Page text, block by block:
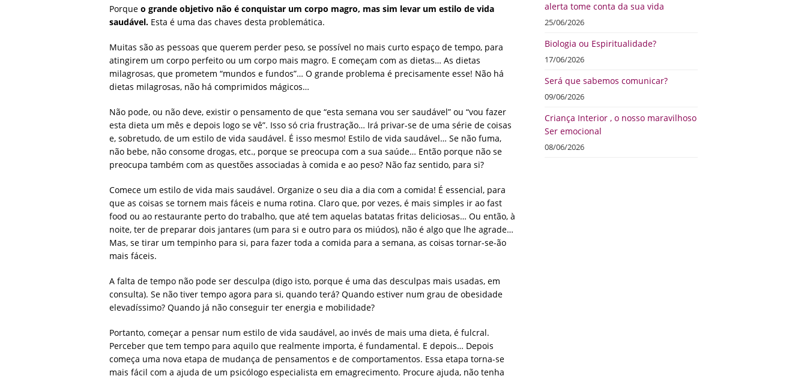
alerta tome conta da sua vida
25/06/2026
Biologia ou Espiritualidade?
17/06/2026
Será que sabemos comunicar?
09/06/2026
Criança Interior , o nosso maravilhoso
Ser emocional
08/06/2026
Porque o grande objetivo não é conquistar um corpo magro, mas sim levar um estilo de vida
saudável. Esta é uma das chaves desta problemática.
Muitas são as pessoas que querem perder peso, se possível no mais curto espaço de tempo, para
atingirem um corpo perfeito ou um corpo mais magro. E começam com as dietas… As dietas
milagrosas, que prometem “mundos e fundos”… O grande problema é precisamente esse! Não há
dietas milagrosas, não há comprimidos mágicos…
Não pode, ou não deve, existir o pensamento de que “esta semana vou ser saudável” ou “vou fazer
esta dieta um mês e depois logo se vê”. Isso só cria frustração… Irá privar-se de uma série de coisas
e, sobretudo, de um estilo de vida saudável. É isso mesmo! Estilo de vida saudável… Se não fuma,
não bebe, não consome drogas, etc., porque se preocupa com a sua saúde… Então porque não se
preocupa também com as questões associadas à comida e ao peso? Não faz sentido, para si?
Comece um estilo de vida mais saudável. Organize o seu dia a dia com a comida! É essencial, para
que as coisas se tornem mais fáceis e numa rotina. Claro que, por vezes, é mais simples ir ao fast
food ou ao restaurante perto do trabalho, que até tem aquelas batatas fritas deliciosas… Ou então, à
noite, ter de preparar dois jantares (um para si e outro para os miúdos), não é algo que lhe agrade…
Mas, se tirar um tempinho para si, para fazer toda a comida para a semana, as coisas tornar-se-ão
mais fáceis.
A falta de tempo não pode ser desculpa (digo isto, porque é uma das desculpas mais usadas, em
consulta). Se não tiver tempo agora para si, quando terá? Quando estiver num grau de obesidade
elevadíssimo? Quando já não conseguir ter energia e mobilidade?
Portanto, começar a pensar num estilo de vida saudável, ao invés de mais uma dieta, é fulcral.
Perceber que tem tempo para aquilo que realmente importa, é fundamental. E depois… Depois
começa uma nova etapa de mudança de pensamentos e de comportamentos. Essa etapa torna-se
mais fácil com a ajuda de um psicólogo especialista em emagrecimento. Procure ajuda, não tenha